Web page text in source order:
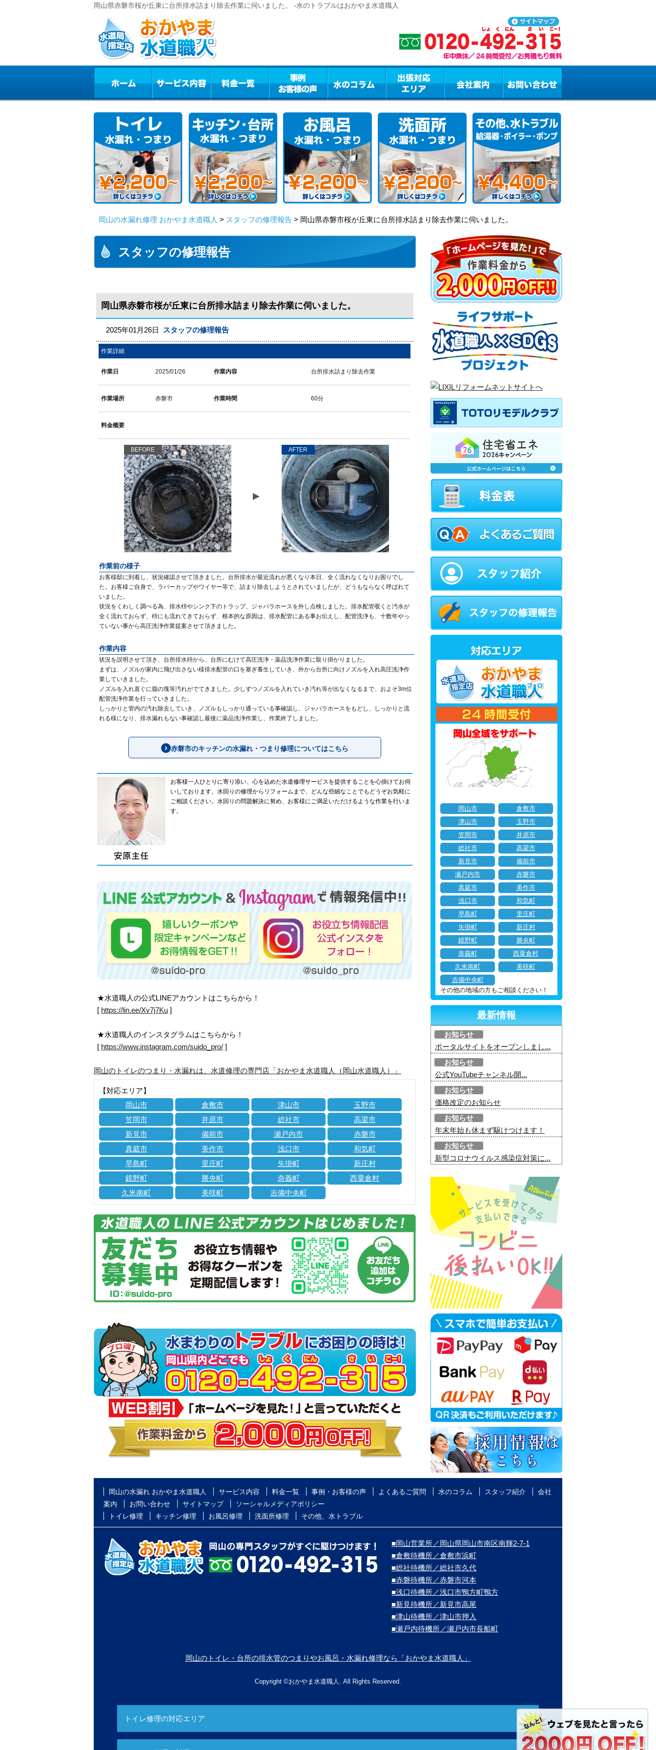
岡山県赤磐市桜が丘東に台所排水詰まり除去作業に伺いました。 -水のトラブルはおかやま水道職人
岡山の水漏れ修理 おかやま水道職人 > スタッフの修理報告 > 岡山県赤磐市桜が丘東に台所排水詰まり除去作業に伺いました。
スタッフの修理報告
岡山県赤磐市桜が丘東に台所排水詰まり除去作業に伺いました。
2025年01月26日 スタッフの修理報告
作業詳細
作業日 2025/01/26 作業内容 台所排水詰まり除去作業
作業場所 赤磐市 作業時間 60分
料金概要
BEFORE AFTER
作業前の様子
お客様邸に到着し、状況確認させて頂きました。台所排水が最近流れが悪くなり本日、全く流れなくなりお困りでし
た。お客様ご自身で、ラバーカップやワイヤー等で、詰まり除去しようとされていましたが、どうもならなく呼ばれて
いました。
状況をくわしく調べる為、排水枡やシンク下のトラップ、ジャバラホースを外し点検しました。排水配管覗くと汚水が
全く流れておらず、枡にも流れてきておらず、根本的な原因は、排水配管にある事お伝えし、配管洗浄も、十数年やっ
ていない事から高圧洗浄作業提案させて頂きました。
作業内容
状況を説明させて頂き、台所排水枡から、台所にむけて高圧洗浄・薬品洗浄作業に取り掛かりました。
まずは、ノズルが家内に飛び出さない様排水配管の口を塞ぎ養生していき、外から台所に向けノズルを入れ高圧洗浄作
業していきました。
ノズルを入れ直ぐに脂の塊等汚れがでてきました。少しずつノズルを入れていき汚れ等が出なくなるまで、およそ3m位
配管洗浄作業を行っていきました。
しっかりと管内の汚れ除去していき、ノズルもしっかり通っている事確認し、ジャバラホースをもどし、しっかりと流
れる様になり、排水漏れもない事確認し最後に薬品洗浄作業し、作業終了しました。
赤磐市のキッチンの水漏れ・つまり修理についてはこちら
お客様一人ひとりに寄り添い、心を込めた水道修理サービスを提供することを心掛けてお伺
いしております。水回りの修理からリフォームまで、どんな些細なことでもどうぞお気軽に
ご相談ください。水回りの問題解決に努め、お客様にご満足いただけるような作業を行いま
す。
★水道職人の公式LINEアカウントはこちらから！
[ https://lin.ee/Xv7j7Ku ]
★水道職人のインスタグラムはこちらから！
[ https://www.instagram.com/suido_pro/ ]
岡山のトイレのつまり・水漏れは、水道修理の専門店「おかやま水道職人（岡山水道職人）」
【対応エリア】
岡山市
倉敷市 津山市
玉野市
笠岡市
井原市 総社市
高梁市
新見市
備前市 瀬戸内市
赤磐市
真庭市
美作市 浅口市
和気町
早島町
里庄町 矢掛町
新庄村
鏡野町
勝央町 奈義町
西粟倉村
久米南町
美咲町 吉備中央町
岡山市
倉敷市
津山市
玉野市
笠岡市
井原市
総社市
高梁市
新見市
備前市
瀬戸内市
赤磐市
真庭市
美作市
浅口市
和気町
早島町
里庄町
矢掛町
新庄村
鏡野町
勝央町
奈義町
西粟倉村
久米南町
美咲町
吉備中央町
その他の地域の方もご相談ください！
最新情報
お知らせ
ポータルサイトをオープンしまし...
お知らせ
公式YouTubeチャンネル開...
お知らせ
価格改定のお知らせ
お知らせ
年末年始も休まず駆けつけます！
お知らせ
新型コロナウイルス感染症対策に...
岡山の水漏れ おかやま水道職人 サービス内容 料金一覧 事例・お客様の声 よくあるご質問 水のコラム スタッフ紹介
会社
案内
お問い合わせ サイトマップ
ソーシャルメディアポリシー
トイレ修理
キッチン修理 お風呂修理 洗面所修理 その他、水トラブル
■岡山営業所／岡山県岡山市南区南輝2-7-1
■倉敷待機所／倉敷市浜町
■総社待機所／総社市久代
■赤磐待機所／赤磐市河本
■浅口待機所／浅口市鴨方町鴨方
■新見待機所／新見市高尾
■津山待機所／津山市押入
■瀬戸内待機所／瀬戸内市長船町
岡山のトイレ・台所の排水管のつまりやお風呂・水漏れ修理なら「おかやま水道職人」
Copyright ©おかやま水道職人. All Rights Reserved.
トイレ修理の対応エリア